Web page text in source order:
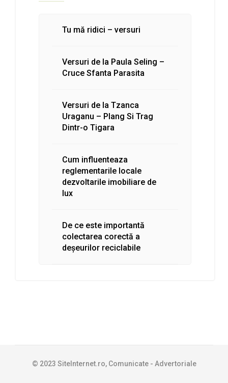
Tu mă ridici – versuri
Versuri de la Paula Seling –
Cruce Sfanta Parasita
Versuri de la Tzanca
Uraganu – Plang Si Trag
Dintr-o Tigara
Cum influenteaza
reglementarile locale
dezvoltarile imobiliare de
lux
De ce este importantă
colectarea corectă a
deșeurilor reciclabile
© 2023 SiteInternet.ro, Comunicate - Advertoriale